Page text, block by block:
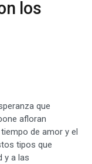
los
que
afloran
de amor y el
tipos que
y a las